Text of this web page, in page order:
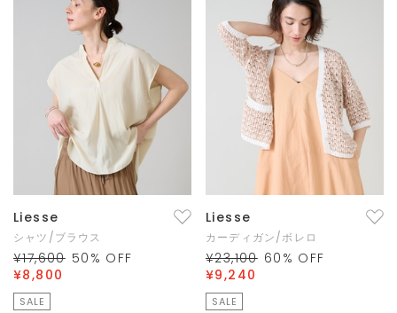
Liesse
シャツ/ブラウス
¥17,600 50 % OFF
¥8,800
SALE
Liesse
カーディガン/ボレロ
¥23,100 60 % OFF
¥9,240
SALE